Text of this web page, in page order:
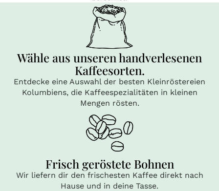
Wähle aus unseren handverlesenen
Kaffeesorten.
Entdecke eine Auswahl der besten Kleinröstereien
Kolumbiens, die Kaffeespezialitäten in kleinen
Mengen rösten.
Frisch geröstete Bohnen
Wir liefern dir den frischesten Kaffee direkt nach
Hause und in deine Tasse.